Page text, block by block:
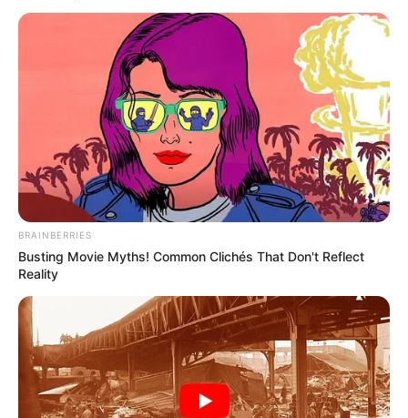
BRAINBERRIES
Busting Movie Myths! Common Clichés That Don't Reflect
Reality